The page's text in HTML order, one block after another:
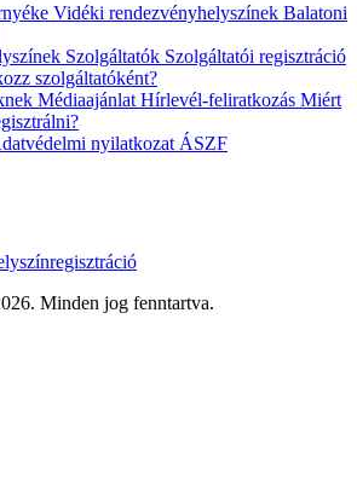
Vidéki rendezvényhelyszínek Balatoni
Szolgáltatók Szolgáltatói regisztráció
szolgáltatóként?
Médiaajánlat Hírlevél-feliratkozás Miért
nyilatkozat ÁSZF
Minden jog fenntartva.